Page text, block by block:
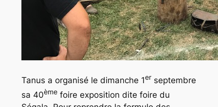
Tanus a organisé le dimanche 1erseptembre
sa 40èmefoire exposition dite foire du